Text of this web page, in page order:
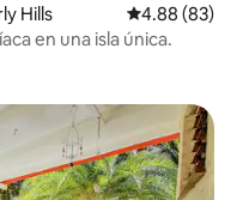
Hills Calificación
4.88 (83)
en una isla única.